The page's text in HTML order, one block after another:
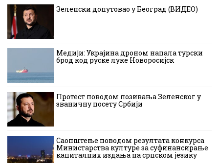
Зеленски допутовао у Београд (ВИДЕО)
Медији: Украјина дроном напала турски
брод код руске луке Новоросијск
Протест поводом позивања Зеленског у
званичну посету Србији
Саопштење поводом резултата конкурса
Министарства културе за суфинансирање
капиталних издања на српском језику